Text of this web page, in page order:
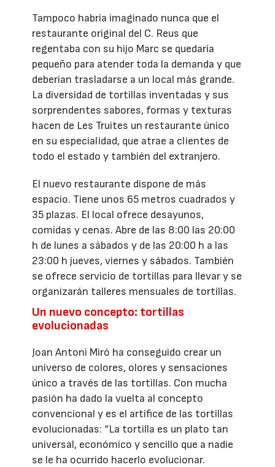
Tampoco habría imaginado nunca que el
restaurante original del C. Reus que
regentaba con su hijo Marc se quedaría
pequeño para atender toda la demanda y que
deberían trasladarse a un local más grande.
La diversidad de tortillas inventadas y sus
sorprendentes sabores, formas y texturas
hacen de Les Truites un restaurante único
en su especialidad, que atrae a clientes de
todo el estado y también del extranjero.
El nuevo restaurante dispone de más
espacio. Tiene unos 65 metros cuadrados y
35 plazas. El local ofrece desayunos,
comidas y cenas. Abre de las 8:00 las 20:00
h de lunes a sábados y de las 20:00 h a las
23:00 h jueves, viernes y sábados. También
se ofrece servicio de tortillas para llevar y se
organizarán talleres mensuales de tortillas.
Un nuevo concepto: tortillas
evolucionadas
Joan Antoni Miró ha conseguido crear un
universo de colores, olores y sensaciones
único a través de las tortillas. Con mucha
pasión ha dado la vuelta al concepto
convencional y es el artífice de las tortillas
evolucionadas: “La tortilla es un plato tan
universal, económico y sencillo que a nadie
se le ha ocurrido hacerlo evolucionar.